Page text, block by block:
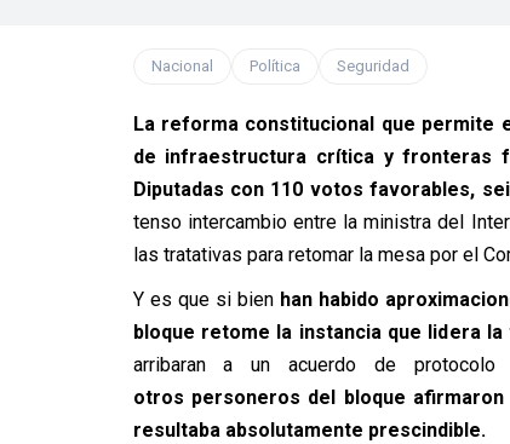
Nacional Política Seguridad
La reforma constitucional que permite
de infraestructura crítica y fronteras
Diputadas con 110 votos favorables,
tenso intercambio entre la ministra del
las tratativas para retomar la mesa por el
Y es que si bienhan habido
bloque retome la instancia que lidera
otros personeros del bloque
resultaba absolutamente prescindible.